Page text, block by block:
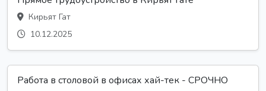
Кирьят Гат
10.12.2025
Работа в столовой в офисах хай-тек - СРОЧНО